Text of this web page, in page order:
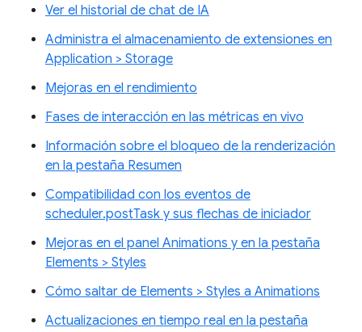
Ver el historial de chat de IA
Administra el almacenamiento de extensiones en
Application > Storage
Mejoras en el rendimiento
Fases de interacción en las métricas en vivo
Información sobre el bloqueo de la renderización
en la pestaña Resumen
Compatibilidad con los eventos de
scheduler.postTask y sus flechas de iniciador
Mejoras en el panel Animations y en la pestaña
Elements > Styles
Cómo saltar de Elements > Styles a Animations
Actualizaciones en tiempo real en la pestaña